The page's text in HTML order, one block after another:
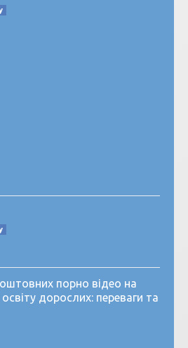
порно відео на
освіту дорослих: переваги та